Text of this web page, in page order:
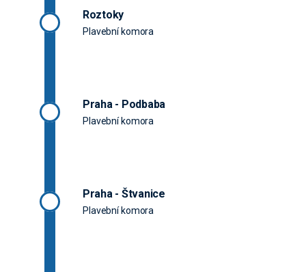
Roztoky
Plavební komora
Praha - Podbaba
Plavební komora
Praha - Štvanice
Plavební komora